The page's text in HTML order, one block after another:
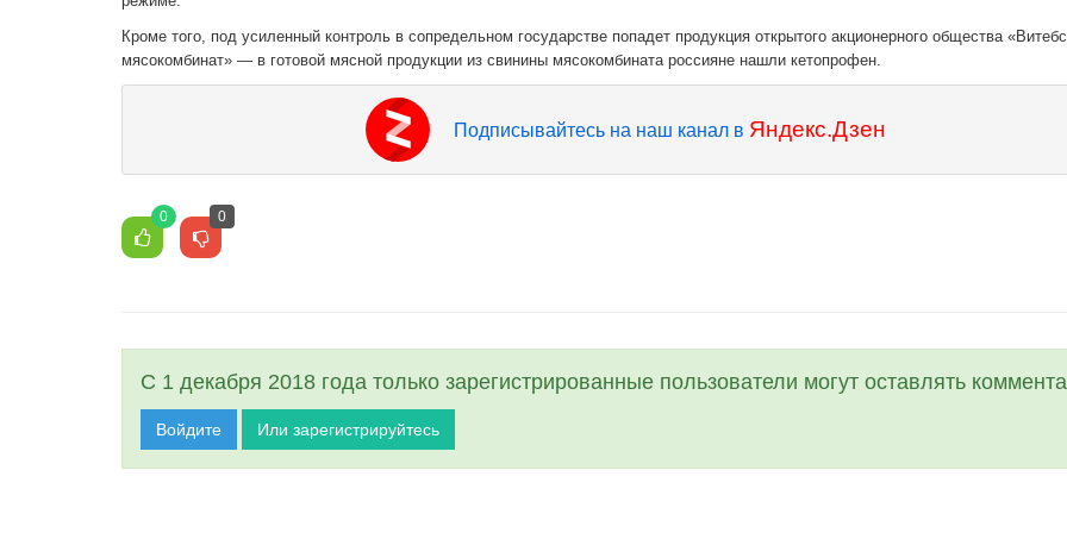
Кроме того, под усиленный контроль в сопредельном государстве попадет продукция открытого акционерного общества
мясокомбинат» — в готовой мясной продукции из свинины мясокомбината россияне нашли кетопрофен.
Подписывайтесь на наш канал в Яндекс.Дзен
0 0
С 1 декабря 2018 года только зарегистрированные пользователи могут оставлять
Войдите Или зарегистрируйтесь